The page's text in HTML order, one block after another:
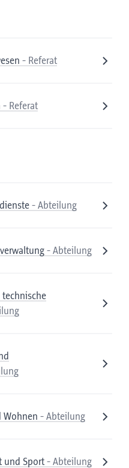
- Referat
- Referat
- Abteilung
- Abteilung
technische
Wohnen - Abteilung
und Sport- Abteilung